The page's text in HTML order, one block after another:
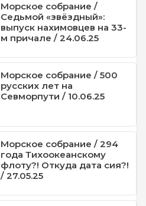
Морское собрание /
Седьмой «звёздный»:
выпуск нахимовцев на 33-
м причале / 24.06.25
Морское собрание / 500
русских лет на
Севморпути / 10.06.25
Морское собрание / 294
года Тихоокеанскому
флоту?! Откуда дата сия?!
/ 27.05.25